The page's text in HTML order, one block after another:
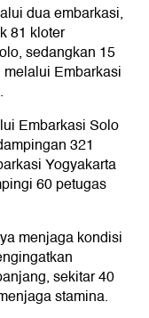
dua embarkasi,
81 kloter
sedangkan 15
Embarkasi
Embarkasi Solo
321
Yogyakarta
60 petugas
menjaga kondisi
sekitar 40
stamina.